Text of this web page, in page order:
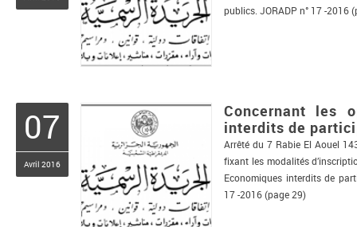
publics. JORADP n° 17 -2016
07
Avril 2016
Concernant les
interdits de
Arrêté du 7 Rabie El Aouel
fixant les modalités
Economiques interdits de
17 -2016 (page 29)